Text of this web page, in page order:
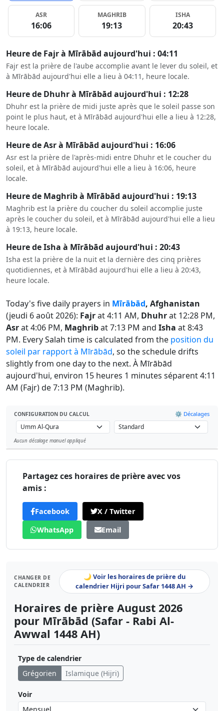
ASR
16:06
MAGHRIB
19:13
ISHA
20:43
Heure de Fajr à Mīrābād aujourd'hui : 04:11
Fajr est la prière de l'aube accomplie avant le lever du soleil, et
à Mīrābād aujourd'hui elle a lieu à 04:11, heure locale.
Heure de Dhuhr à Mīrābād aujourd'hui : 12:28
Dhuhr est la prière de midi juste après que le soleil passe son
point le plus haut, et à Mīrābād aujourd'hui elle a lieu à 12:28,
heure locale.
Heure de Asr à Mīrābād aujourd'hui : 16:06
Asr est la prière de l'après-midi entre Dhuhr et le coucher du
soleil, et à Mīrābād aujourd'hui elle a lieu à 16:06, heure
locale.
Heure de Maghrib à Mīrābād aujourd'hui : 19:13
Maghrib est la prière du coucher du soleil accomplie juste
après le coucher du soleil, et à Mīrābād aujourd'hui elle a lieu
à 19:13, heure locale.
Heure de Isha à Mīrābād aujourd'hui : 20:43
Isha est la prière de la nuit et la dernière des cinq prières
quotidiennes, et à Mīrābād aujourd'hui elle a lieu à 20:43,
heure locale.
Today's five daily prayers in Mīrābād, Afghanistan
(jeudi 6 août 2026): Fajrat 4:11 AM, Dhuhrat 12:28 PM,
Asrat 4:06 PM, Maghribat 7:13 PM and Isha at 8:43
PM. Every Salah time is calculated from the position du
soleil par rapport à Mīrābād, so the schedule drifts
slightly from one day to the next. À Mīrābād
aujourd'hui, environ 15 heures 1 minutes séparent 4:11
AM (Fajr) de 7:13 PM (Maghrib).
CONFIGURATION DU CALCUL ⚙️ Décalages
Aucun décalage manuel appliqué
Partagez ces horaires de prière avec vos
amis :
Facebook
X / Twitter
WhatsApp
Email
CHANGER DE
CALENDRIER
🌙 Voir les horaires de prière du
calendrier Hijri pour Safar 1448 AH →
Horaires de prière August 2026
pour Mīrābād (Safar - Rabi Al-
Awwal 1448 AH)
Type de calendrier
Grégorien
Islamique (Hijri)
Voir